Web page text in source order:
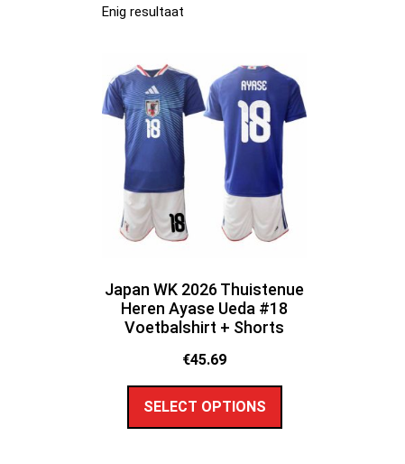
Enig resultaat
Japan WK 2026 Thuistenue
Heren Ayase Ueda #18
Voetbalshirt + Shorts
€45.69
SELECT OPTIONS